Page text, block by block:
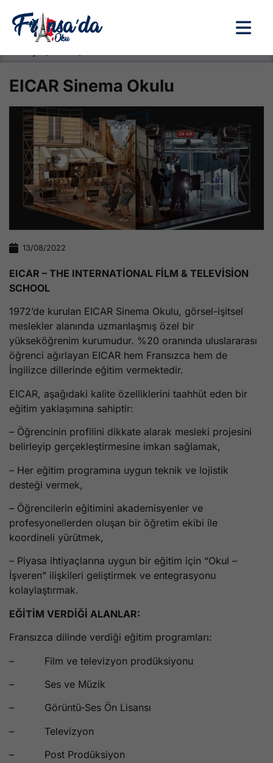
EICAR Sinema Okulu
13/08/2022
EICAR – THE INTERNATİONAL FİLM & TELEVİSİON
SCHOOL
1972’de kurulan EICAR Sinema Okulu, görsel-işitsel
meslekler alanında uzmanlaşmış özel bir
yükseköğrenim kurumudur. %20 oranında uluslararası
öğrenci ağırlayan EICAR hem Fransızca hem de
İngilizce dillerinde eğitim vermektedir.
EICAR, aşağıdaki kalite özelliklerini taahhüt eden bir
eğitim yaklaşımına sahiptir:
– Öğrencinin profilini dikkate alarak mesleki projesini
belirleyip gerçekleştirmesine imkan sağlamak,
– Her eğitim programına uygun teknik ve lojistik
desteği vermek,
– Öğrencilerin eğitimini akademisyenler ve
profesyonellerden oluşan bir öğretim ekibi ile
koordineli yürütmek,
– Piyasa ihtiyaçlarına uygun bir eğitim için “Okul –
İşveren” ilişkileri geliştirmek ve entegrasyonu
kolaylaştırmak.
EĞİTİM VERDİĞİ ALANLAR:
Fransızca dilinde verdiği eğitim programları:
– Film ve televizyon prodüksiyonu
– Ses ve Müzik
– Görüntü-Ses Ön Lisansı
– Televizyon
– Post Prodüksiyon